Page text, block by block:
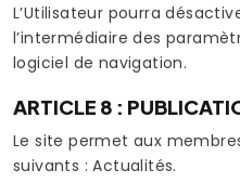
L’Utilisateur pourra
l’intermédiaire des
logiciel de navigation.
ARTICLE 8 :
Le site permet aux
suivants : Actualités.